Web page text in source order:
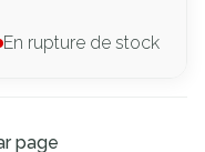
En rupture de stock
page